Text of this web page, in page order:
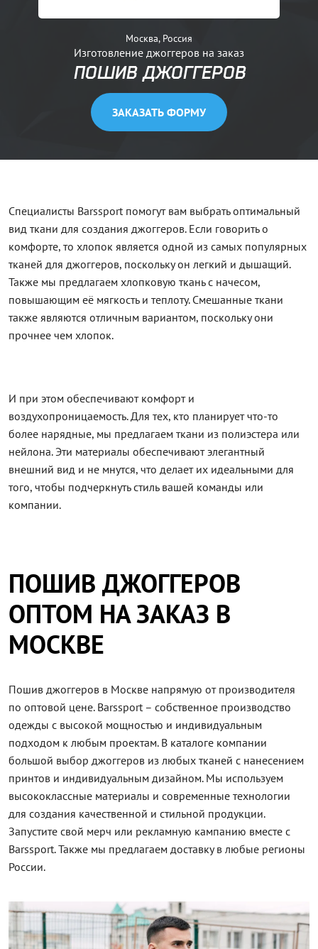
Москва, Россия
Изготовление джоггеров на заказ
ПОШИВ ДЖОГГЕРОВ
ЗАКАЗАТЬ ФОРМУ
Специалисты Barssport помогут вам выбрать оптимальный
вид ткани для создания джоггеров. Если говорить о
комфорте, то хлопок является одной из самых популярных
тканей для джоггеров, поскольку он легкий и дышащий.
Также мы предлагаем хлопковую ткань с начесом,
повышающим её мягкость и теплоту. Смешанные ткани
также являются отличным вариантом, поскольку они
прочнее чем хлопок.
И при этом обеспечивают комфорт и
воздухопроницаемость. Для тех, кто планирует что-то
более нарядные, мы предлагаем ткани из полиэстера или
нейлона. Эти материалы обеспечивают элегантный
внешний вид и не мнутся, что делает их идеальными для
того, чтобы подчеркнуть стиль вашей команды или
компании.
ПОШИВ ДЖОГГЕРОВ
ОПТОМ НА ЗАКАЗ В
МОСКВЕ
Пошив джоггеров в Москве напрямую от производителя
по оптовой цене. Barssport – собственное производство
одежды с высокой мощностью и индивидуальным
подходом к любым проектам. В каталоге компании
большой выбор джоггеров из любых тканей с нанесением
принтов и индивидуальным дизайном. Мы используем
высококлассные материалы и современные технологии
для создания качественной и стильной продукции.
Запустите свой мерч или рекламную кампанию вместе с
Barssport. Также мы предлагаем доставку в любые регионы
России.